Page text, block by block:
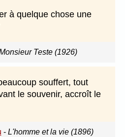
à quelque chose une
Teste (1926)
souffert, tout
le souvenir, accroît le
- L'homme et la vie (1896)